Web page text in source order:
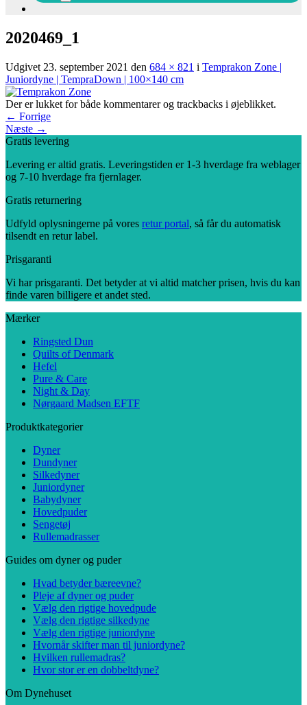
2020469_1
Udgivet 23. september 2021 den 684 × 821 i Temprakon Zone |
Juniordyne | TempraDown | 100×140 cm
Der er lukket for både kommentarer og trackbacks i øjeblikket.
← Forrige
Næste →
Gratis levering
Levering er altid gratis. Leveringstiden er 1-3 hverdage fra weblager
og 7-10 hverdage fra fjernlager.
Gratis returnering
Udfyld oplysningerne på vores retur portal, så får du automatisk
tilsendt en retur label.
Prisgaranti
Vi har prisgaranti. Det betyder at vi altid matcher prisen, hvis du kan
finde varen billigere et andet sted.
Mærker
Ringsted Dun
Quilts of Denmark
Hefel
Pure & Care
Night & Day
Nørgaard Madsen EFTF
Produktkategorier
Dyner
Dundyner
Silkedyner
Juniordyner
Babydyner
Hovedpuder
Sengetøj
Rullemadrasser
Guides om dyner og puder
Hvad betyder bæreevne?
Pleje af dyner og puder
Vælg den rigtige hovedpude
Vælg den rigtige silkedyne
Vælg den rigtige juniordyne
Hvornår skifter man til juniordyne?
Hvilken rullemadras?
Hvor stor er en dobbeltdyne?
Om Dynehuset